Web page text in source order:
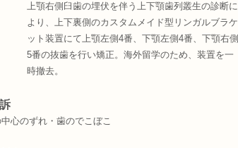
上顎右側臼歯の埋伏を伴う上下顎歯列叢生の診断に
より、上下裏側のカスタムメイド型リンガルブラケ
ット装置にて上顎左側4番、下顎左側4番、下顎右側
5番の抜歯を行い矯正。海外留学のため、装置を一
時撤去。
心のずれ・歯のでこぼこ